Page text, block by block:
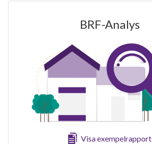
BRF-Analys
Visa exempelrapport